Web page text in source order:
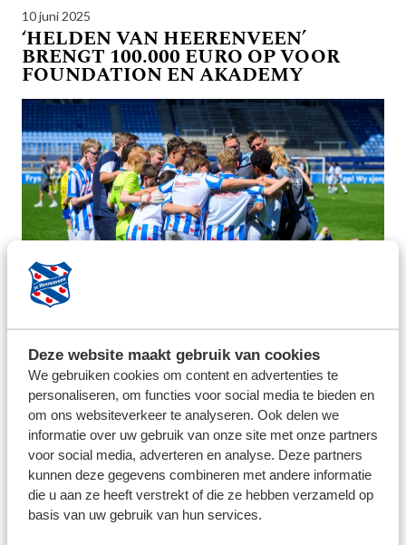
Deze website maakt gebruik van cookies
We gebruiken cookies om content en advertenties te
personaliseren, om functies voor social media te bieden en
om ons websiteverkeer te analyseren. Ook delen we
informatie over uw gebruik van onze site met onze partners
voor social media, adverteren en analyse. Deze partners
kunnen deze gegevens combineren met andere informatie
die u aan ze heeft verstrekt of die ze hebben verzameld op
basis van uw gebruik van hun services.
10 juni 2025
‘HELDEN VAN HEERENVEEN’
BRENGT 100.000 EURO OP VOOR
FOUNDATION EN AKADEMY
16 mei 2025
FOTO'S: NAGENIETEN VAN
BIJZONDERE EREDIVISIE IN ABE
LENSTRA STADION